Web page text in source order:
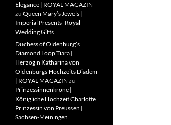
Elegance | ROYAL MAGAZIN
zu Queen Mary’s Jewels |
Imperial Presents -Royal
Wedding Gifts
Duchess of Oldenburg’s
Diamond Loop Tiara |
Herzogin Katharina von
Oldenburgs Hochzeits Diadem
| ROYAL MAGAZIN zu
Prinzessinnenkrone |
Königliche Hochzeit Charlotte
Prinzessin von Preussen |
Sachsen-Meiningen